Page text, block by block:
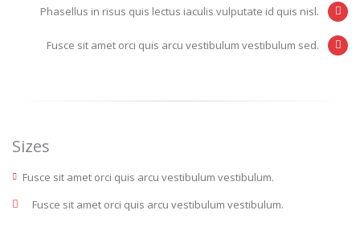
Phasellus in risus quis lectus iaculis vulputate id quis nisl.
Fusce sit amet orci quis arcu vestibulum vestibulum sed.
Sizes
Fusce sit amet orci quis arcu vestibulum vestibulum.
Fusce sit amet orci quis arcu vestibulum vestibulum.